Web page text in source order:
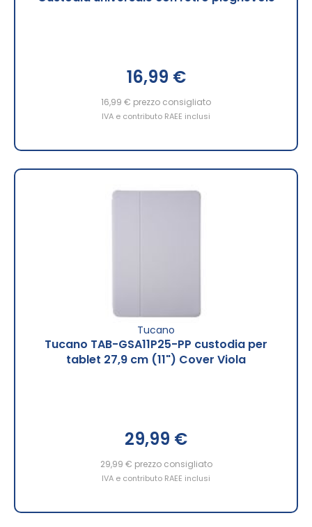
16,99 €
16,99 € prezzo consigliato
IVA e contributo RAEE inclusi
Tucano
Tucano TAB-GSA11P25-PP custodia per
tablet 27,9 cm (11") Cover Viola
29,99 €
29,99 € prezzo consigliato
IVA e contributo RAEE inclusi